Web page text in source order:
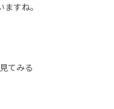
すね。
てみる